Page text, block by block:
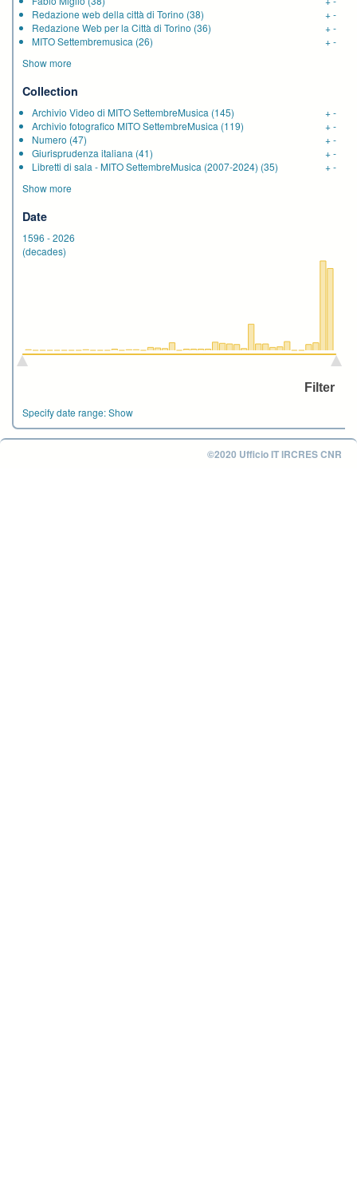
Redazione web della città di Torino (38) +-
Redazione Web per la Città di Torino (36) +-
MITO Settembremusica (26) +-
Show more
Collection
Archivio Video di MITO SettembreMusica (145) +-
Archivio fotografico MITO SettembreMusica (119) +-
Numero (47) +-
Giurisprudenza italiana (41) +-
Libretti di sala - MITO SettembreMusica (2007-2024) (35) +-
Show more
Date
1596 -2026
(decades)
Specify date range:Show
©2020 Ufficio IT IRCRES CNR